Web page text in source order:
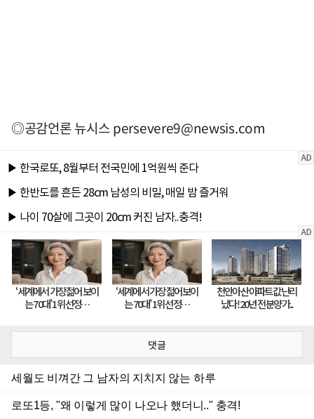
◎공감언론 뉴시스persevere9@newsis.com
댓글